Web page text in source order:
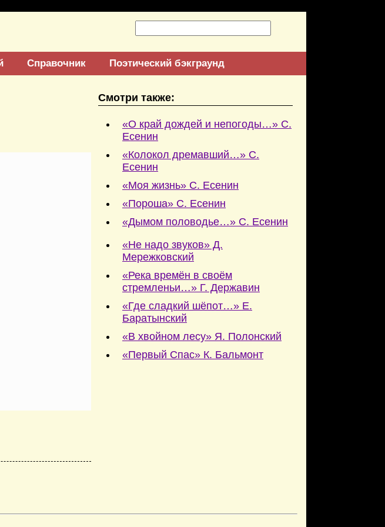
Справочник Поэтический бэкграунд
Смотри также:
«О край дождей и непогоды…» С.
Есенин
«Колокол дремавший…» С.
Есенин
«Моя жизнь» С. Есенин
«Пороша» С. Есенин
«Дымом половодье…» С. Есенин
«Не надо звуков» Д.
Мережковский
«Река времён в своём
стремленьи…» Г. Державин
«Где сладкий шёпот…» Е.
Баратынский
«В хвойном лесу» Я. Полонский
«Первый Спас» К. Бальмонт